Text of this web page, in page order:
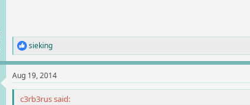
R
e
c
t
sieking
Aug 19, 2014
c3rb3rus said: